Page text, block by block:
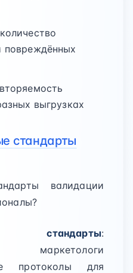
повреждённых
выгрузках
стандарты
валидации
стандарты:
маркетологи
протоколы для